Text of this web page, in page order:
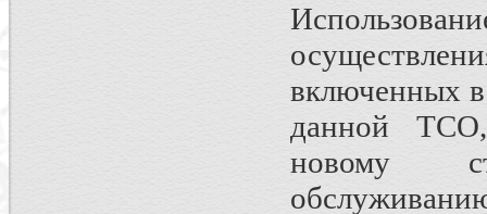
включенных в
данной
новому